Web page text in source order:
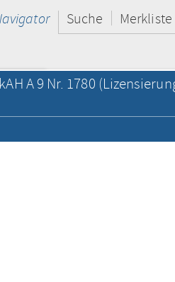
Suche Merkliste
A 9 Nr. 1780